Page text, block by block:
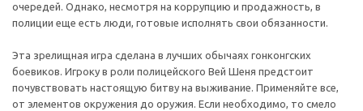
очередей. Однако, несмотря на коррупцию и продажность, в
полиции еще есть люди, готовые исполнять свои обязанности.
Эта зрелищная игра сделана в лучших обычаях гонконгских
боевиков. Игроку в роли полицейского Вей Шеня предстоит
почувствовать настоящую битву на выживание. Применяйте все,
от элементов окружения до оружия. Если необходимо, то смело